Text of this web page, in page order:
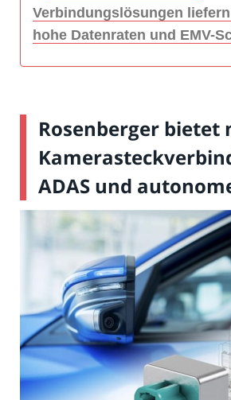
Verbindungslösungen
hohe Datenraten und EMV-
Rosenberger bietet
ADAS und